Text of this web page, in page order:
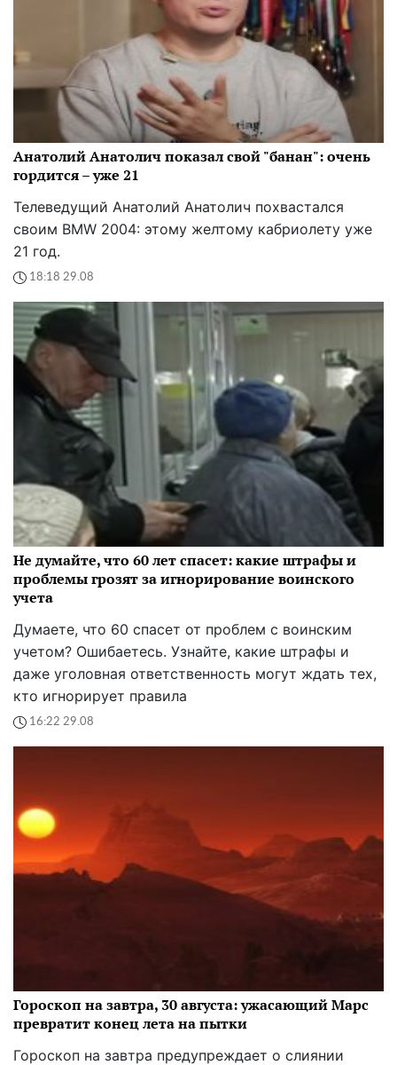
Анатолий Анатолич показал свой "банан": очень
гордится – уже 21
Телеведущий Анатолий Анатолич похвастался
своим BMW 2004: этому желтому кабриолету уже
21 год.
18:18 29.08
Не думайте, что 60 лет спасет: какие штрафы и
проблемы грозят за игнорирование воинского
учета
Думаете, что 60 спасет от проблем с воинским
учетом? Ошибаетесь. Узнайте, какие штрафы и
даже уголовная ответственность могут ждать тех,
кто игнорирует правила
16:22 29.08
Гороскоп на завтра, 30 августа: ужасающий Марс
превратит конец лета на пытки
Гороскоп на завтра предупреждает о слиянии